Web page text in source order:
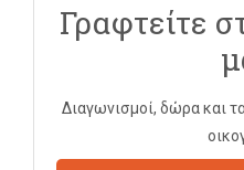
Γραφτείτε
Διαγωνισμοί, δώρα και